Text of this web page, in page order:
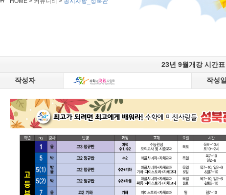
23년 9월개강 시간표
작성자
작성일